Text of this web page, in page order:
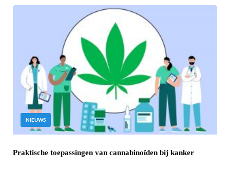
NIEUWS
Praktische toepassingen van cannabinoïden bij kanker